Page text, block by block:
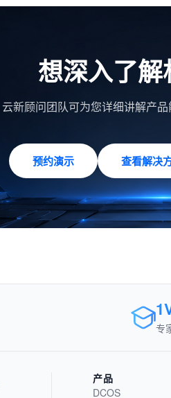
想深入了解
云新顾问团队可为您详细讲解产
预约演示 查看解决
专
产品
DCOS